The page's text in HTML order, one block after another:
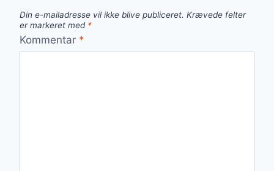
Din e-mailadresse vil ikke blive publiceret. Krævede felter
er markeret med *
Kommentar *